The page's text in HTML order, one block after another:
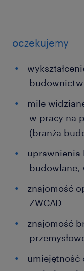
oczekujemy
mile
w pracy na
(branża
uprawnienia
budowlane,
znajomość
ZWCAD
znajomość
umiejętność